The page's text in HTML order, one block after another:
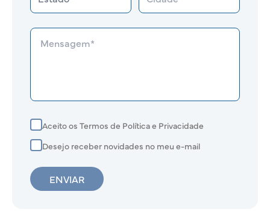
Aceito os Termos de Política e Privacidade
Desejo receber novidades no meu e-mail
ENVIAR